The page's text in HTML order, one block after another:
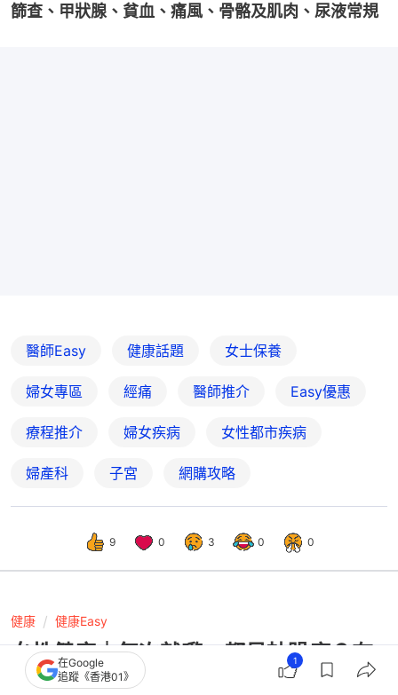
篩查、甲狀腺、貧血、痛風、骨骼及肌肉、尿液常規
醫師Easy 健康話題 女士保養
婦女專區 經痛 醫師推介 Easy優惠
療程推介 婦女疾病 女性都市疾病
婦產科 子宮 網購攻略
9 0 3 0 0
健康 健康Easy
女性健康｜每次就嚟ｍ都易攰躁底？有
機會係經前緊張綜合症作怪！
在Google
追蹤《香港01》
1